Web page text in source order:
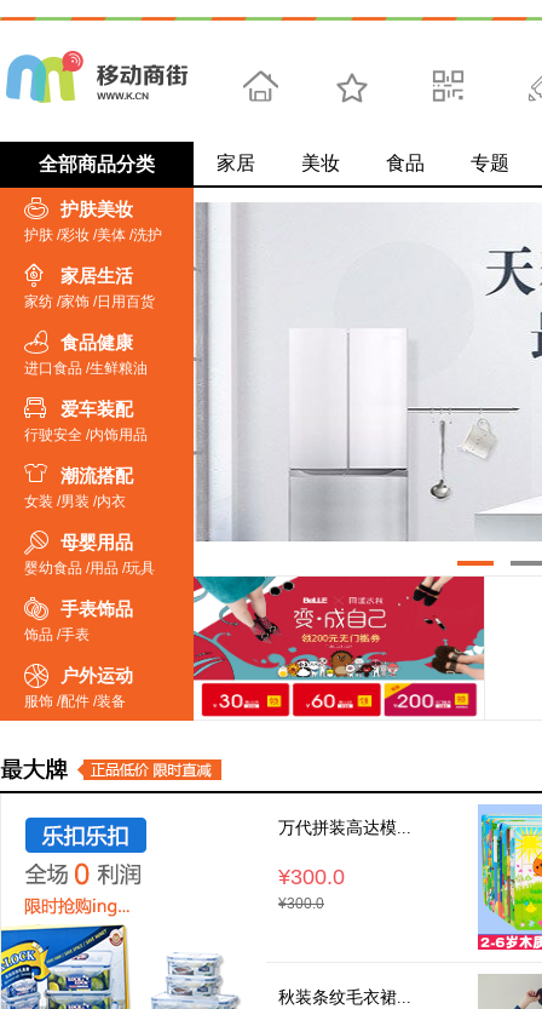
首页 收藏 求扫码
全部商品分类
护肤美妆
护肤 /彩妆 /美体 /洗护
家居生活
家纺 /家饰 /日用百货
食品健康
进口食品 /生鲜粮油
爱车装配
行驶安全 /内饰用品
潮流搭配
女装 /男装 /内衣
母婴用品
婴幼食品 /用品 /玩具
手表饰品
饰品 /手表
户外运动
服饰 /配件 /装备
家居 美妆 食品 专题
万代拼装高达模...
¥300.0
¥300.0
秋装条纹毛衣裙...